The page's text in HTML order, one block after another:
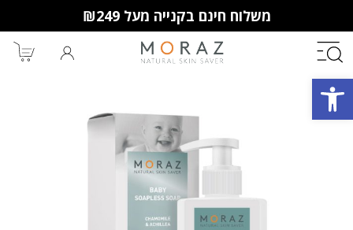
פתח סרגל נגישות
משלוח חינם בקנייה מעל ₪249
מבצעים שווים
וצבירת נקודות למימוש בקניות
הבאות.